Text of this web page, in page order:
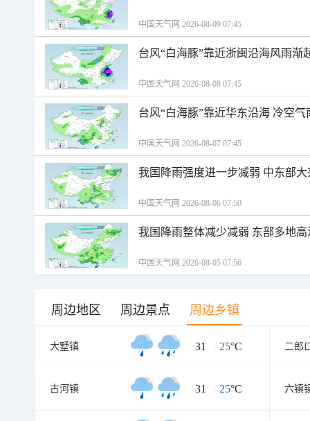
中国天气网 2026-08-09 07:45
台风“白海豚”靠近浙闽沿海风雨渐
中国天气网 2026-08-08 07:45
台风“白海豚”靠近华东沿海 冷空
中国天气网 2026-08-07 07:45
我国降雨强度进一步减弱 中东部
中国天气网 2026-08-06 07:50
我国降雨整体减少减弱 东部多地
中国天气网 2026-08-05 07:56
周边地区 周边景点 周边乡镇
大墅镇 31 / 25°C 二郎
古河镇 31 / 25°C 六镇